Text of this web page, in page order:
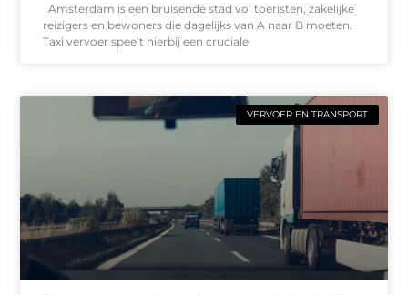
Amsterdam is een bruisende stad vol toeristen, zakelijke
reizigers en bewoners die dagelijks van A naar B moeten.
Taxi vervoer speelt hierbij een cruciale
VERVOER EN TRANSPORT